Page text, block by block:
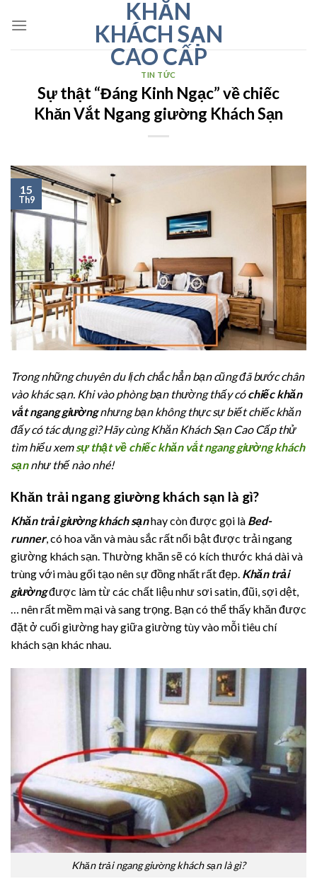
KHĂN
KHÁCH SẠN
CAO CẤP
TIN TỨC
Sự thật “Đáng Kinh Ngạc” về chiếc
Khăn Vắt Ngang giường Khách Sạn
15
Th9
Trong những chuyên du lịch chắc hẳn bạn cũng đã bước chân
vào khác sạn. Khi vào phòng bạn thường thấy cóchiếc khăn
vắt ngang giườngnhưng bạn không thực sự biết chiếc khăn
đấy có tác dụng gì? Hãy cùng Khăn Khách Sạn Cao Cấp thử
tìm hiểu xemsự thật về chiếc khăn vắt ngang giường khách
sạnnhư thế nào nhé!
Khăn trải ngang giường khách sạn là gì?
Khăn trải giường khách sạnhay còn được gọi là Bed-
runner, có hoa văn và màu sắc rất nổi bật được trải ngang
giường khách sạn. Thường khăn sẽ có kích thước khá dài và
trùng với màu gối tạo nên sự đồng nhất rất đẹp. Khăn trải
giườngđược làm từ các chất liệu như sơi satin, đũi, sợi dệt,
… nên rất mềm mại và sang trọng. Bạn có thể thấy khăn được
đặt ở cuối giường hay giữa giường tùy vào mỗi tiêu chí
khách sạn khác nhau.
Khăn trải ngang giường khách sạn là gì?